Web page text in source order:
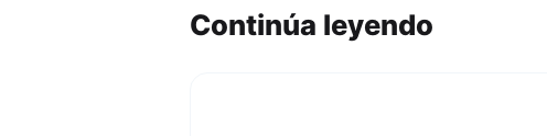
Continúa leyendo